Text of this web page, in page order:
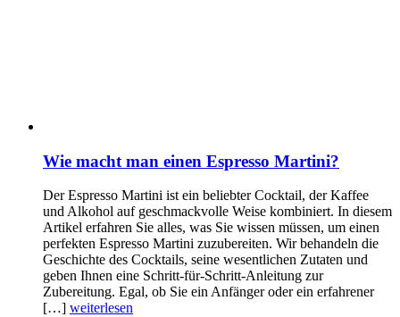
Wie macht man einen Espresso Martini?
Der Espresso Martini ist ein beliebter Cocktail, der Kaffee
und Alkohol auf geschmackvolle Weise kombiniert. In diesem
Artikel erfahren Sie alles, was Sie wissen müssen, um einen
perfekten Espresso Martini zuzubereiten. Wir behandeln die
Geschichte des Cocktails, seine wesentlichen Zutaten und
geben Ihnen eine Schritt-für-Schritt-Anleitung zur
Zubereitung. Egal, ob Sie ein Anfänger oder ein erfahrener
[…] weiterlesen